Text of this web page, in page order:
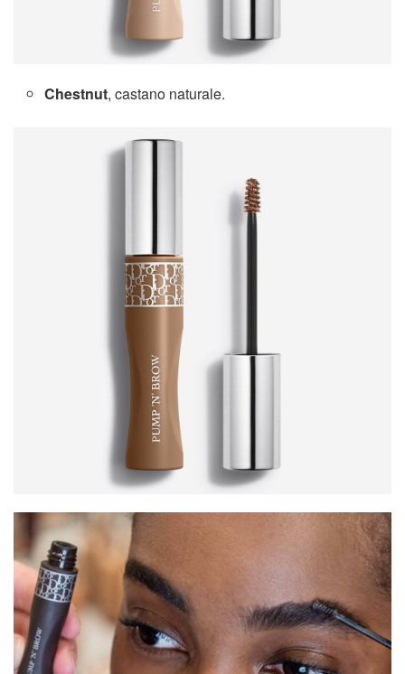
Chestnut, castano naturale.